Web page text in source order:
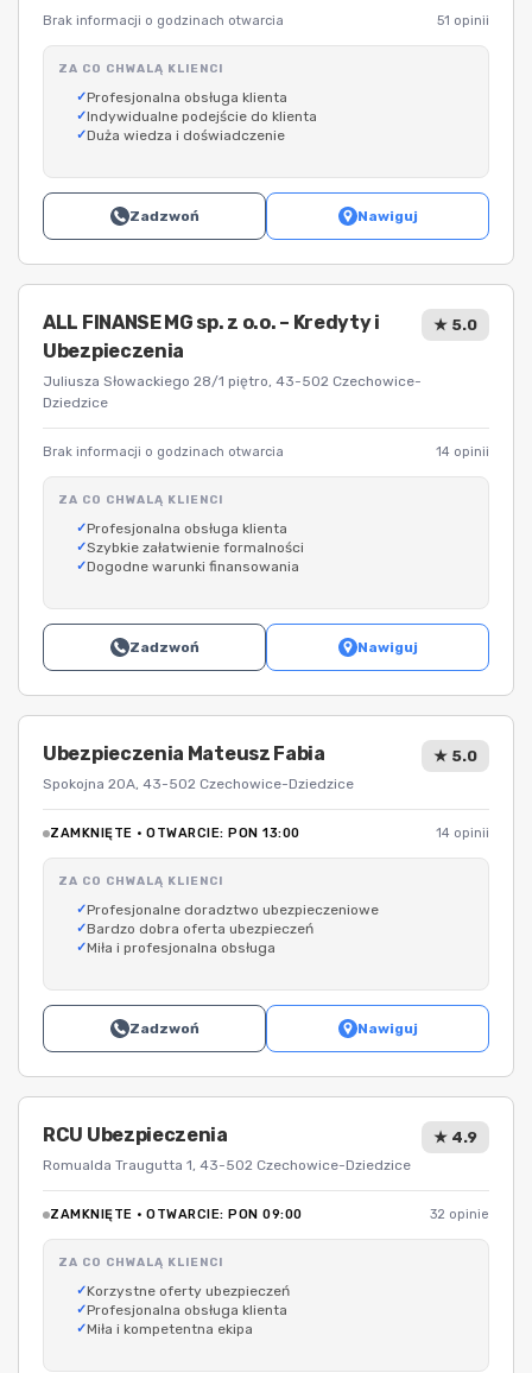
Brak informacji o godzinach otwarcia 51 opinii
ZA CO CHWALĄ KLIENCI
Profesjonalna obsługa klienta
Indywidualne podejście do klienta
Duża wiedza i doświadczenie
Zadzwoń Nawiguj
ALL FINANSE MG sp. z o.o. – Kredyty i
Ubezpieczenia
Juliusza Słowackiego 28/1 piętro, 43-502 Czechowice-
Dziedzice
★ 5.0
Brak informacji o godzinach otwarcia 14 opinii
ZA CO CHWALĄ KLIENCI
Profesjonalna obsługa klienta
Szybkie załatwienie formalności
Dogodne warunki finansowania
Zadzwoń Nawiguj
Ubezpieczenia Mateusz Fabia
Spokojna 20A, 43-502 Czechowice-Dziedzice
★ 5.0
ZAMKNIĘTE · OTWARCIE: PON 13:00 14 opinii
ZA CO CHWALĄ KLIENCI
Profesjonalne doradztwo ubezpieczeniowe
Bardzo dobra oferta ubezpieczeń
Miła i profesjonalna obsługa
Zadzwoń Nawiguj
RCU Ubezpieczenia
Romualda Traugutta 1, 43-502 Czechowice-Dziedzice
★ 4.9
ZAMKNIĘTE · OTWARCIE: PON 09:00 32 opinie
ZA CO CHWALĄ KLIENCI
Korzystne oferty ubezpieczeń
Profesjonalna obsługa klienta
Miła i kompetentna ekipa